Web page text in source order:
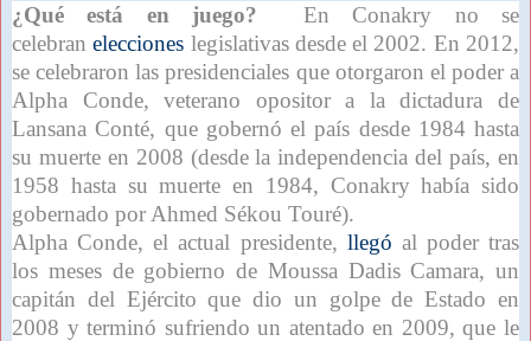
¿Qué está en juego? En Conakry no se
celebranelecciones legislativas desde el 2002. En 2012,
se celebraron las presidenciales que otorgaron el poder a
Alpha Conde, veterano opositor a la dictadura de
Lansana Conté, que gobernó el país desde 1984 hasta
su muerte en 2008 (desde la independencia del país, en
1958 hasta su muerte en 1984, Conakry había sido
gobernado por Ahmed Sékou Touré).
Alpha Conde, el actual presidente, llegó al poder tras
los meses de gobierno de Moussa Dadis Camara, un
capitán del Ejército que dio un golpe de Estado en
2008 y terminó sufriendo un atentado en 2009, que le